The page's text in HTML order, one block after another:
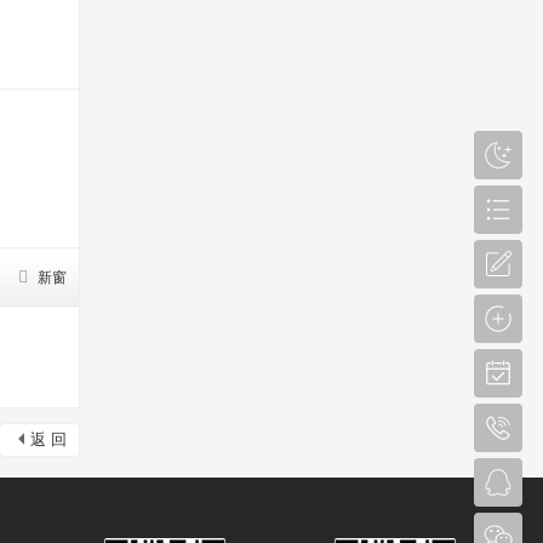
新窗
返 回